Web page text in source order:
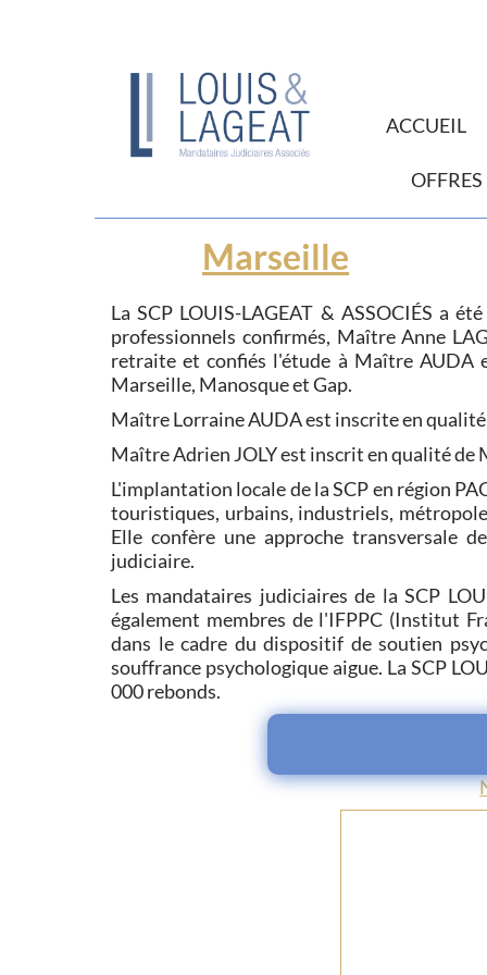
ACCUEIL
Marseille
La SCP LOUIS-LAGEAT & ASSOCIÉS a
professionnels confirmés, Maître Anne
retraite et confiés l'étude à Maître AUDA
Marseille, Manosque et Gap.
Maître Lorraine AUDA est inscrite en
Maître Adrien JOLY est inscrit en qualité
L'implantation locale de la SCP en région
touristiques, urbains, industriels,
Elle confère une approche transversale
judiciaire.
Les mandataires judiciaires de la SCP
également membres de l'IFPPC (Institut
dans le cadre du dispositif de soutien
souffrance psychologique aigue. La SCP
000 rebonds.